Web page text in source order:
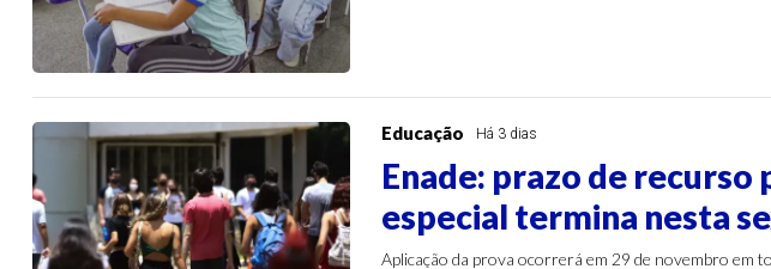
Educação Há 3 dias
Enade: prazo de
especial termina nesta
Aplicação da prova ocorrerá em 29 de novembro em